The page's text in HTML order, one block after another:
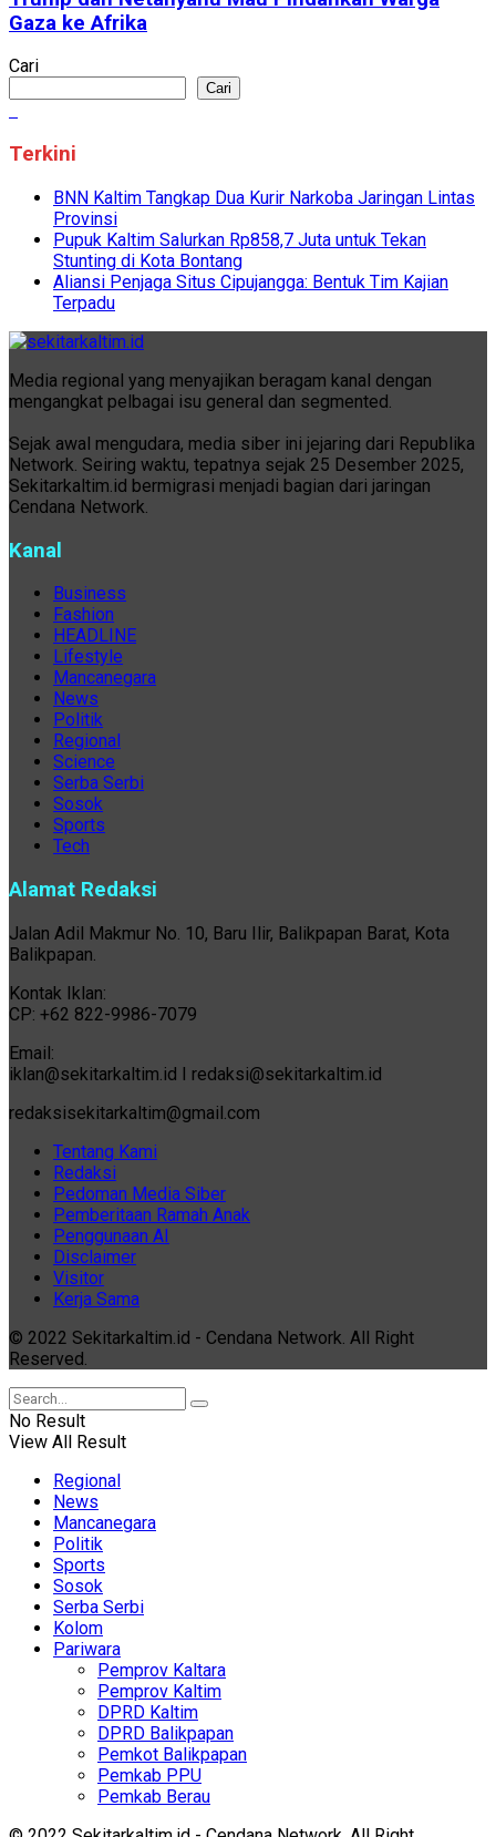
Gaza ke Afrika
Cari
Cari
Terkini
BNN Kaltim Tangkap Dua Kurir Narkoba Jaringan Lintas
Provinsi
Pupuk Kaltim Salurkan Rp858,7 Juta untuk Tekan
Stunting di Kota Bontang
Aliansi Penjaga Situs Cipujangga: Bentuk Tim Kajian
Terpadu
Media regional yang menyajikan beragam kanal dengan
mengangkat pelbagai isu general dan segmented.
Sejak awal mengudara, media siber ini jejaring dari Republika
Network. Seiring waktu, tepatnya sejak 25 Desember 2025,
Sekitarkaltim.id bermigrasi menjadi bagian dari jaringan
Cendana Network.
Kanal
Business
Fashion
HEADLINE
Lifestyle
Mancanegara
News
Politik
Regional
Science
Serba Serbi
Sosok
Sports
Tech
Alamat Redaksi
Jalan Adil Makmur No. 10, Baru Ilir, Balikpapan Barat, Kota
Balikpapan.
Kontak Iklan:
CP: +62 822-9986-7079
Email:
iklan@sekitarkaltim.id I redaksi@sekitarkaltim.id
redaksisekitarkaltim@gmail.com
Tentang Kami
Redaksi
Pedoman Media Siber
Pemberitaan Ramah Anak
Penggunaan AI
Disclaimer
Visitor
Kerja Sama
© 2022 Sekitarkaltim.id - Cendana Network. All Right
Reserved.
No Result
View All Result
Regional
News
Mancanegara
Politik
Sports
Sosok
Serba Serbi
Kolom
Pariwara
Pemprov Kaltara
Pemprov Kaltim
DPRD Kaltim
DPRD Balikpapan
Pemkot Balikpapan
Pemkab PPU
Pemkab Berau